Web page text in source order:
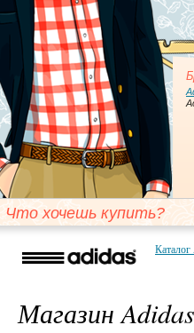
Что хочешь купить?
Магазин